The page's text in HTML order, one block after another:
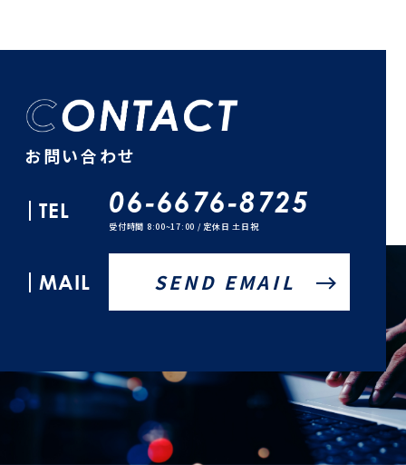
お問い合わせ
TEL 06-6676-8725
受付時間 8:00~17:00 / 定休日 土日祝
MAIL